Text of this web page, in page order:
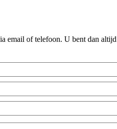
email of telefoon. U bent dan